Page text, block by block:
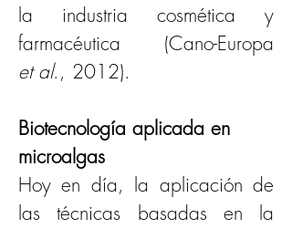
la industria cosmética y
et al., 2012).
Biotecnología aplicada en
microalgas
Hoy en día, la aplicación de
las técnicas basadas en la